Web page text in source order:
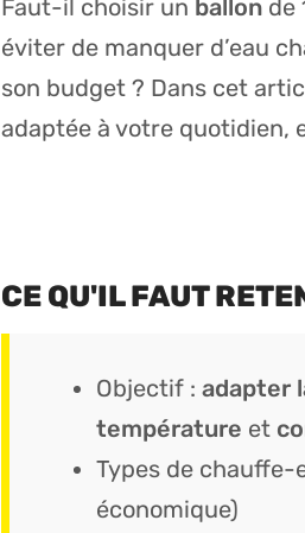
Faut-il choisir un ballonde
éviter de manquer d’eau
son budget ? Dans cet
adaptée à votre quotidien,
CE QU'IL FAUT
Objectif : adapter
température et
Types de chauffe-
économique)